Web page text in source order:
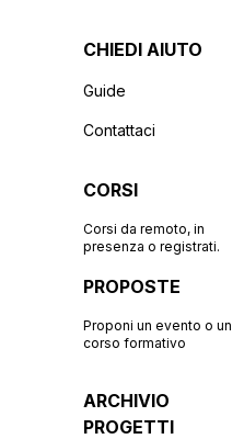
CHIEDI AIUTO
Guide
Contattaci
CORSI
Corsi da remoto, in
presenza o registrati.
PROPOSTE
Proponi un evento o un
corso formativo
ARCHIVIO
PROGETTI